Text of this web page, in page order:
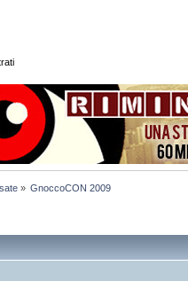
» GnoccoCON 2009